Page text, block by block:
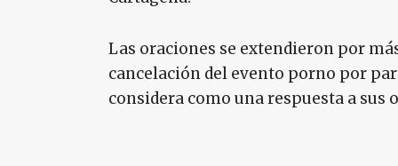
Las oraciones se extendieron por
cancelación del evento porno por
considera como una respuesta a sus